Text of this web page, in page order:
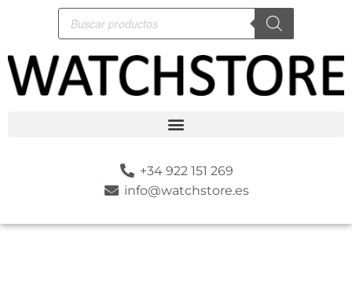
+34 922 151 269
info@watchstore.es